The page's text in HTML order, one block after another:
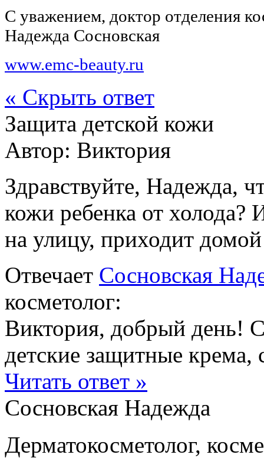
С уважением, доктор отделения
Надежда Сосновская
www.emc-beauty.ru
« Скрыть ответ
Защита детской кожи
Автор: Виктория
Здравствуйте, Надежда,
кожи ребенка от холода?
на улицу, приходит
Отвечает Сосновская
косметолог:
Виктория, добрый день!
детские защитные крема,
Читать ответ »
Сосновская Надежда
Дерматокосметолог,